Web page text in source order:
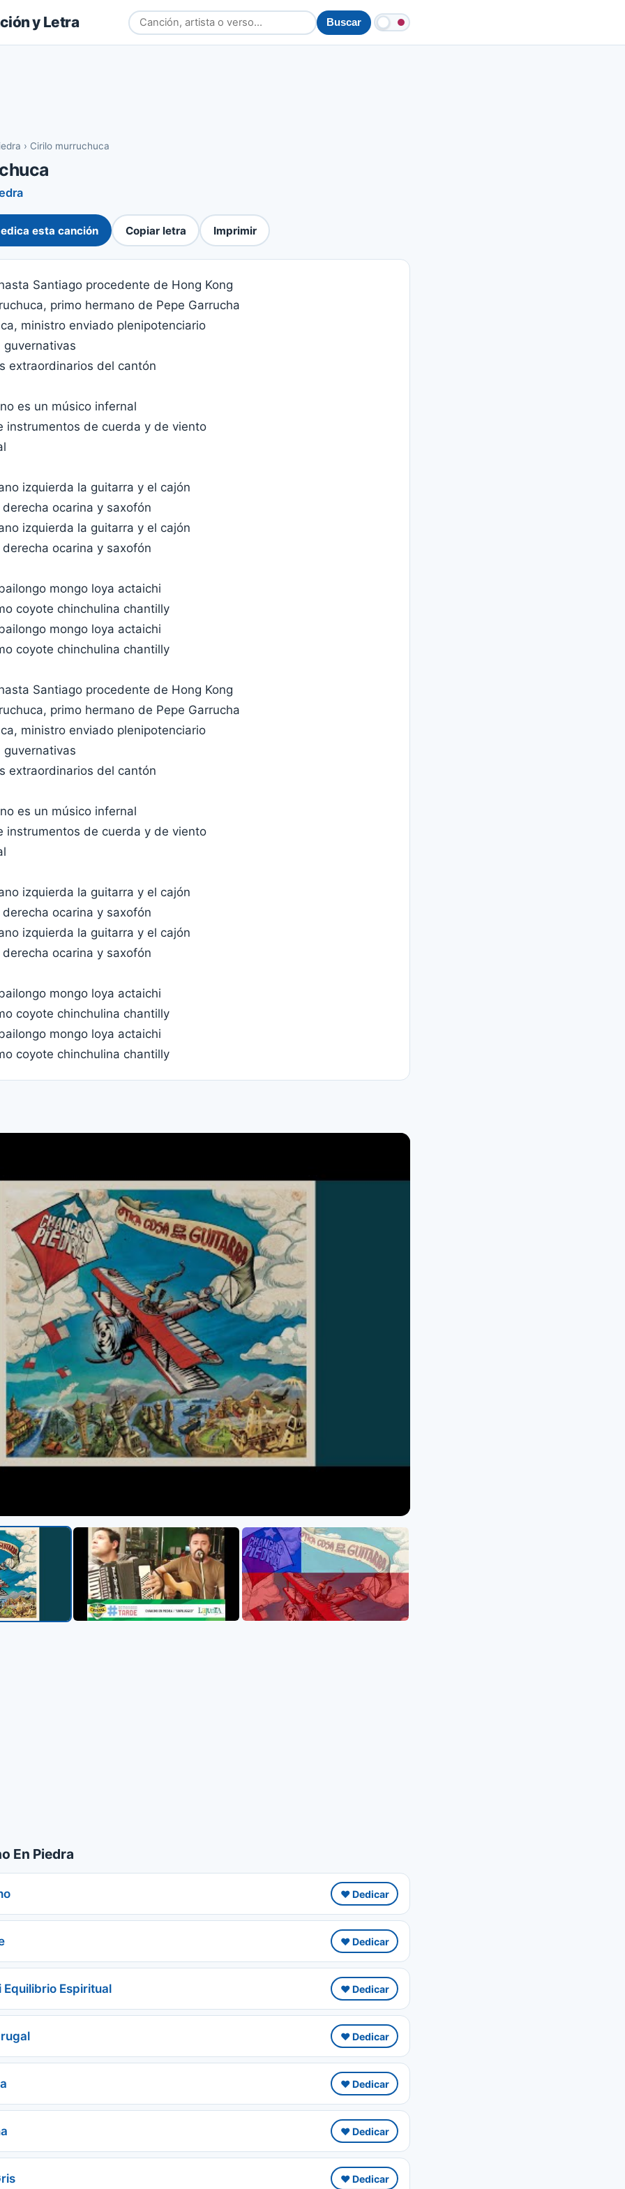
y Letra Buscar
› Cirilo murruchuca
esta canción Copiar letra Imprimir
Santiago procedente de Hong Kong
primo hermano de Pepe Garrucha
ministro enviado plenipotenciario
guvernativas
extraordinarios del cantón
es un músico infernal
instrumentos de cuerda y de viento
izquierda la guitarra y el cajón
ocarina y saxofón
izquierda la guitarra y el cajón
ocarina y saxofón
mongo loya actaichi
coyote chinchulina chantilly
mongo loya actaichi
coyote chinchulina chantilly
Santiago procedente de Hong Kong
primo hermano de Pepe Garrucha
ministro enviado plenipotenciario
guvernativas
extraordinarios del cantón
es un músico infernal
instrumentos de cuerda y de viento
izquierda la guitarra y el cajón
ocarina y saxofón
izquierda la guitarra y el cajón
ocarina y saxofón
mongo loya actaichi
coyote chinchulina chantilly
mongo loya actaichi
coyote chinchulina chantilly
En Piedra
❤️ Dedicar
❤️ Dedicar
Equilibrio Espiritual ❤️ Dedicar
❤️ Dedicar
❤️ Dedicar
❤️ Dedicar
❤️ Dedicar